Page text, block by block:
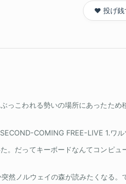
❤️ 投げ銭
っこわれる勢いの場所にあったため
COMING FREE-LIVE 1.ワル
。だってキーボードなんてコンピュ
然ノルウェイの森が読みたくなる。